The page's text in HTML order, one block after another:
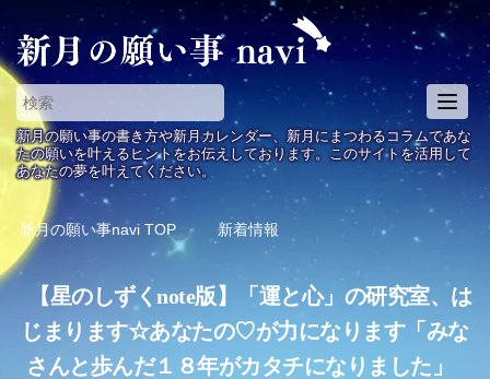
T
o
g
g
e
v
g
新月の願い事の書き方や新月カレンダー、新月にまつわるコラムであな
たの願いを叶えるヒントをお伝えしております。このサイトを活用して
あなたの夢を叶えてください。
新月の願い事navi TOP 新着情報
【星のしずくnote版】「運と心」の研究室、は
じまります☆あなたの♡が力になります「みな
さんと歩んだ１８年がカタチになりました」